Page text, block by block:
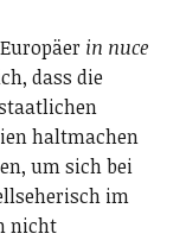
in nuce
dass die
haltmachen
um sich bei
im
nicht